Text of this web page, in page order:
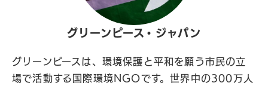
グリーンピース・ジャパン
グリーンピースは、環境保護と平和を願う市民の立
場で活動する国際環境NGOです。世界中の300万人